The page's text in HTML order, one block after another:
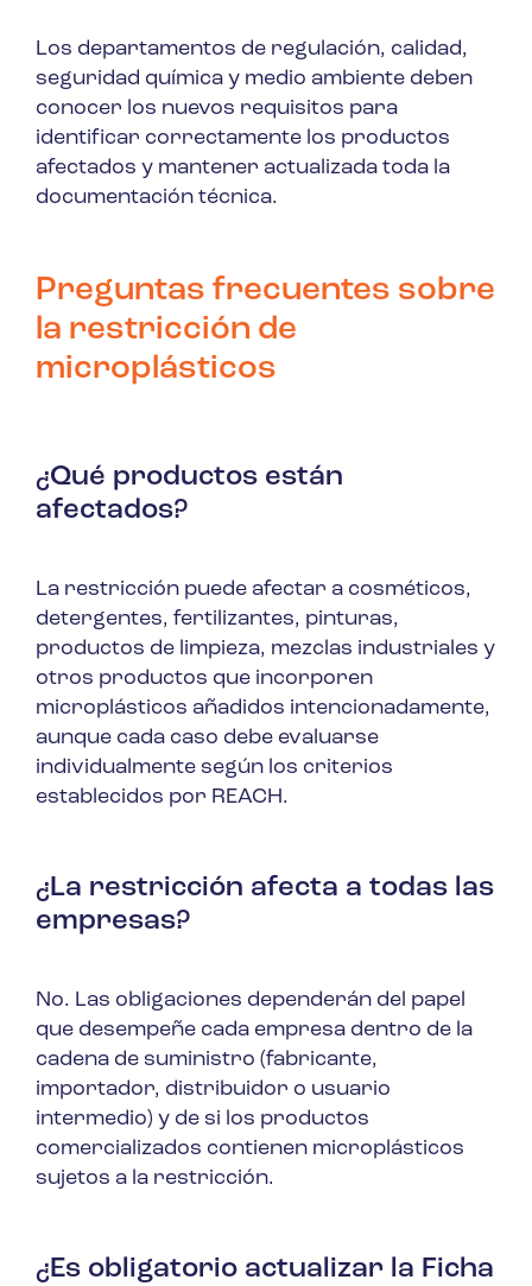
Los departamentos de regulación, calidad,
seguridad química y medio ambiente deben
conocer los nuevos requisitos para
identificar correctamente los productos
afectados y mantener actualizada toda la
documentación técnica.
Preguntas frecuentes sobre
la restricción de
microplásticos
¿Qué productos están
afectados?
La restricción puede afectar a cosméticos,
detergentes, fertilizantes, pinturas,
productos de limpieza, mezclas industriales y
otros productos que incorporen
microplásticos añadidos intencionadamente,
aunque cada caso debe evaluarse
individualmente según los criterios
establecidos por REACH.
¿La restricción afecta a todas las
empresas?
No. Las obligaciones dependerán del papel
que desempeñe cada empresa dentro de la
cadena de suministro (fabricante,
importador, distribuidor o usuario
intermedio) y de si los productos
comercializados contienen microplásticos
sujetos a la restricción.
¿Es obligatorio actualizar la Ficha